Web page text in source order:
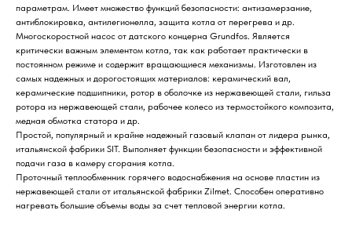
параметрам. Имеет множество функций безопасности: антизамерзание,
антиблокировка, антилегионелла, защита котла от перегрева и др.
Многоскоростной насос от датского концерна Grundfos. Является
критически важным элементом котла, так как работает практически в
постоянном режиме и содержит вращающиеся механизмы. Изготовлен из
самых надежных и дорогостоящих материалов: керамический вал,
керамические подшипники, ротор в оболочке из нержавеющей стали, гильза
ротора из нержавеющей стали, рабочее колесо из термостойкого композита,
медная обмотка статора и др.
Простой, популярный и крайне надежный газовый клапан от лидера рынка,
итальянской фабрики SIT. Выполняет функции безопасности и эффективной
подачи газа в камеру сгорания котла.
Проточный теплообменник горячего водоснабжения на основе пластин из
нержавеющей стали от итальянской фабрики Zilmet. Способен оперативно
нагревать большие объемы воды за счет тепловой энергии котла.